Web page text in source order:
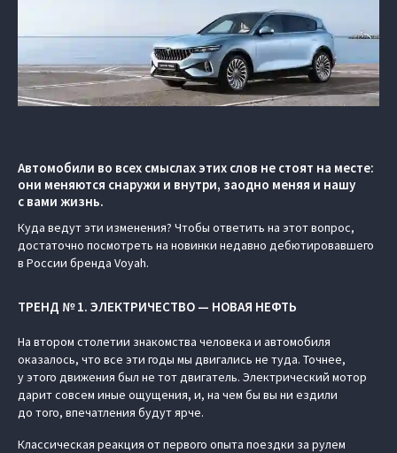
Автомобили во всех смыслах этих слов не стоят на месте:
они меняются снаружи и внутри, заодно меняя и нашу
с вами жизнь.
Куда ведут эти изменения? Чтобы ответить на этот вопрос,
достаточно посмотреть на новинки недавно дебютировавшего
в России бренда Voyah.
ТРЕНД № 1. ЭЛЕКТРИЧЕСТВО — НОВАЯ НЕФТЬ
На втором столетии знакомства человека и автомобиля
оказалось, что все эти годы мы двигались не туда. Точнее,
у этого движения был не тот двигатель. Электрический мотор
дарит совсем иные ощущения, и, на чем бы вы ни ездили
до того, впечатления будут ярче.
Классическая реакция от первого опыта поездки за рулем